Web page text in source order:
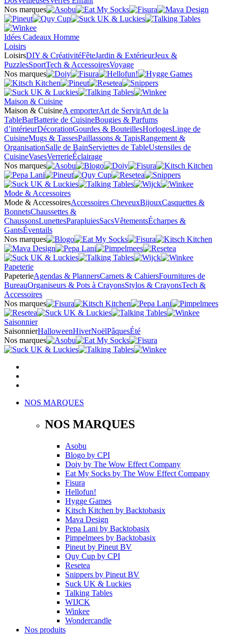
Nos marques
Idées Cadeaux Homme
Loisirs
LoisirsDIY & CréativitéFêteJardin & ExtérieurJeux &
PuzzlesSportTech & AccessoiresVoyage
Nos marques
Maison & Cuisine
Maison & CuisineA emporterArt de ServirArt de la
TableBarBatterie de CuisineBougies & Parfums
d’intérieurDécorationGourdes & BouteillesHorlogesLinge de
CuisineMugs & TassesPaillassons & TapisRangement &
OrganisationSalle de BainServiettes de TableUstensiles de
CuisineVasesVerrerieÉclairage
Nos marques
Mode & Accessoires
Mode & AccessoiresAccessoires CheveuxBijouxCasquettes &
BonnetsChaussettes &
ChaussonsLunettesParapluiesSacsVêtementsÉcharpes &
GantsÉventails
Nos marques
Papeterie
PapeterieAgendas & PlannersCarnets & CahiersFournitures de
BureauOrganiseurs & Pots à CrayonsStylos & CrayonsTech &
Accessoires
Nos marques
Saisonnier
SaisonnierHalloweenHiverNoëlPâquesÉté
Nos marques
NOS MARQUES
NOS MARQUES
Asobu
Blogo by CPI
Doiy by The Wow Effect Company
Eat My Socks by The Wow Effect Company
Fisura
Hellofun!
Hygge Games
Kitsch Kitchen by Backtobasix
Mava Design
Pepa Lani by Backtobasix
Pimpelmees by Backtobasix
Pineut by Pineut BV
Quy Cup by CPI
Resetea
Snippers by Pineut BV
Suck UK & Luckies
Talking Tables
WIJCK
Winkee
Wondercandle
Nos produits